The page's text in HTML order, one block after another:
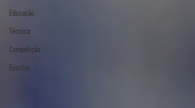
Educação
Técnica
Competição
Eventos